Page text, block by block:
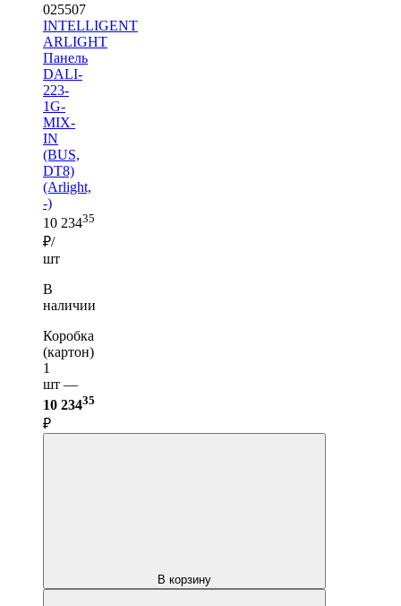
025507
INTELLIGENT
ARLIGHT
Панель
DALI-
223-
1G-
MIX-
IN
(BUS,
DT8)
(Arlight,
-)
10 23435
₽/
шт
В
наличии
Коробка
(картон)
1
шт —
10 23435
₽
В корзину